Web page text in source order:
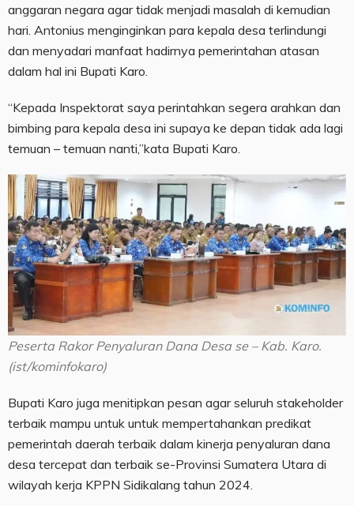
anggaran negara agar tidak menjadi masalah di kemudian
hari. Antonius menginginkan para kepala desa terlindungi
dan menyadari manfaat hadirnya pemerintahan atasan
dalam hal ini Bupati Karo.
“Kepada Inspektorat saya perintahkan segera arahkan dan
bimbing para kepala desa ini supaya ke depan tidak ada lagi
temuan – temuan nanti,”kata Bupati Karo.
Peserta Rakor Penyaluran Dana Desa se – Kab. Karo.
(ist/kominfokaro)
Bupati Karo juga menitipkan pesan agar seluruh stakeholder
terbaik mampu untuk untuk mempertahankan predikat
pemerintah daerah terbaik dalam kinerja penyaluran dana
desa tercepat dan terbaik se-Provinsi Sumatera Utara di
wilayah kerja KPPN Sidikalang tahun 2024.